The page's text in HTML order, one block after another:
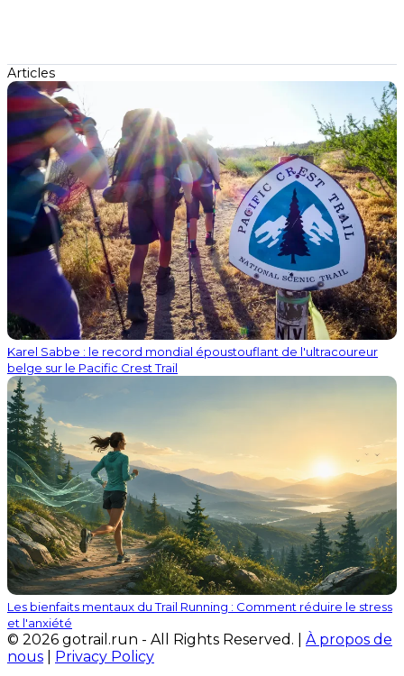
Articles
Karel Sabbe : le record mondial époustouflant de l'ultracoureur
belge sur le Pacific Crest Trail
Les bienfaits mentaux du Trail Running : Comment réduire le stress
et l'anxiété
© 2026 gotrail.run - All Rights Reserved. | À propos de
nous
Privacy Policy